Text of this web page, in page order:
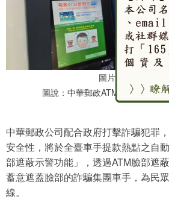
圖片替代說明文字 :
圖說：中華郵政ATM「臉部遮蔽
中華郵政公司配合政府打擊詐騙犯罪
安全性，將於全臺車手提款熱點之自
部遮蔽示警功能」，透過ATM臉部遮
蓄意遮蓋臉部的詐騙集團車手，為民
線。